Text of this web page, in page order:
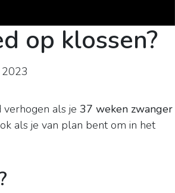
op klossen?
verhogen als je 37 weken zwanger
als je van plan bent om in het